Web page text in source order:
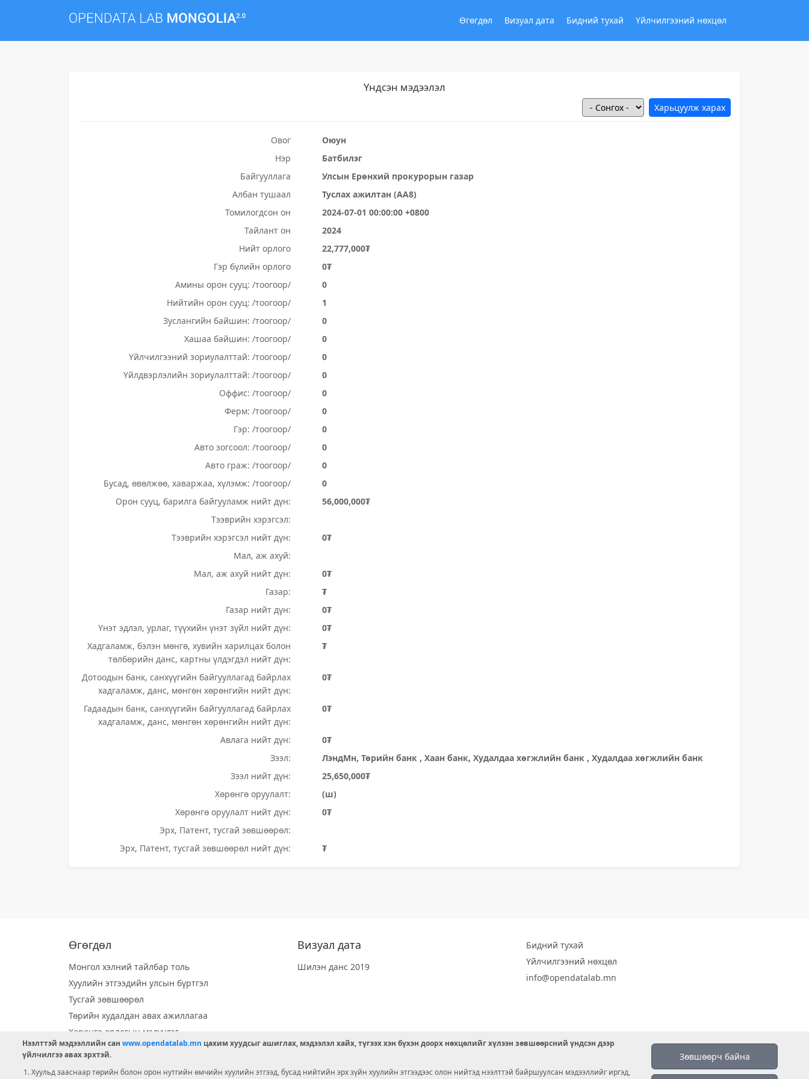
Өгөгдөл Визуал дата Бидний тухай Үйлчилгээний нөхцөл
Үндсэн мэдээлэл
Овог
Оюун
Нэр
Батбилэг
Байгууллага
Улсын Ерөнхий прокурорын газар
Албан тушаал
Туслах ажилтан (АА8)
Томилогдсон он
2024-07-01 00:00:00 +0800
Тайлант он
2024
Нийт орлого
22,777,000₮
Гэр бүлийн орлого
0₮
Амины орон сууц: /тоогоор/
0
Нийтийн орон сууц: /тоогоор/
1
Зуслангийн байшин: /тоогоор/
0
Хашаа байшин: /тоогоор/
0
Үйлчилгээний зориулалттай: /тоогоор/
0
Үйлдвэрлэлийн зориулалттай: /тоогоор/
0
Оффис: /тоогоор/
0
Ферм: /тоогоор/
0
Гэр: /тоогоор/
0
Авто зогсоол: /тоогоор/
0
Авто граж: /тоогоор/
0
Бусад, өвөлжөө, хаваржаа, хүлэмж: /тоогоор/
0
Орон сууц, барилга байгууламж нийт дүн:
56,000,000₮
Тээврийн хэрэгсэл:
Тээврийн хэрэгсэл нийт дүн:
0₮
Мал, аж ахуй:
Мал, аж ахуй нийт дүн:
0₮
Газар:
₮
Газар нийт дүн:
0₮
Үнэт эдлэл, урлаг, түүхийн үнэт зүйл нийт дүн:
0₮
Хадгаламж, бэлэн мөнгө, хувийн харилцах болон
төлбөрийн данс, картны үлдэгдэл нийт дүн:
₮
Дотоодын банк, санхүүгийн байгууллагад байрлах
хадгаламж, данс, мөнгөн хөрөнгийн нийт дүн:
0₮
Гадаадын банк, санхүүгийн байгууллагад байрлах
хадгаламж, данс, мөнгөн хөрөнгийн нийт дүн:
0₮
Авлага нийт дүн:
0₮
Зээл:
ЛэндМн, Төрийн банк , Хаан банк, Худалдаа хөгжлийн банк , Худалдаа хөгжлийн банк
Зээл нийт дүн:
25,650,000₮
Хөрөнгө оруулалт:
(ш)
Хөрөнгө оруулалт нийт дүн:
0₮
Эрх, Патент, тусгай зөвшөөрөл:
Эрх, Патент, тусгай зөвшөөрөл нийт дүн:
₮
Өгөгдөл
Монгол хэлний тайлбар толь
Хуулийн этгээдийн улсын бүртгэл
Тусгай зөвшөөрөл
Төрийн худалдан авах ажиллагаа
Хөрөнгө орлогын мэдүүлэг
Орон нутгийн хөгжлийн сан
Визуал дата
Шилэн данс 2019
Бидний тухай
Үйлчилгээний нөхцөл
info@opendatalab.mn
Зөвшөөрч байна
Нээлттэй мэдээллийн сан www.opendatalab.mn цахим хуудсыг ашиглах, мэдээлэл хайх, түгээх хэн бүхэн доорх нөхцөлийг хүлээн зөвшөөрсний үндсэн дээр
үйлчилгээ авах эрхтэй.
Хуульд зааснаар төрийн болон орон нутгийн өмчийн хуулийн этгээд, бусад нийтийн эрх зүйн хуулийн этгээдээс олон нийтэд нээлттэй байршуулсан мэдээллийг иргэд,